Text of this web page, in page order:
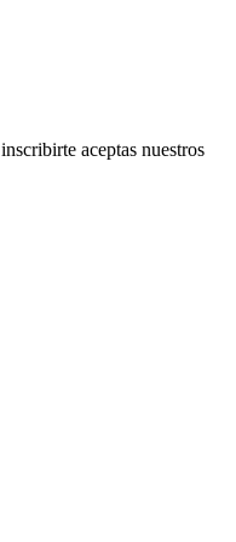
aceptas nuestros